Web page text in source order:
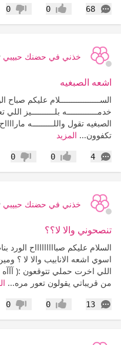
68
التعليقات إعجاب0 عدم 0
خذني في حضنك حبيبي
اشعه الصبغيه
خدمـــــــــــــه
الصبغيه تقول واللـــــــــه مارااااح
تكفوون... المزيد
4
التعليقات إعجاب0 عدم إعجاب
0
خذني في حضنك حبيبي
تنصحوني والا لا؟؟
السلام عليكم صباااااااااح
اسوي اشعه الانابيب والا لا
اللي اخرت حملي تتوقعون :( آآآه
من قريباتي يقولون تعور مره...
13
التعليقات إعجاب0 عدم 0